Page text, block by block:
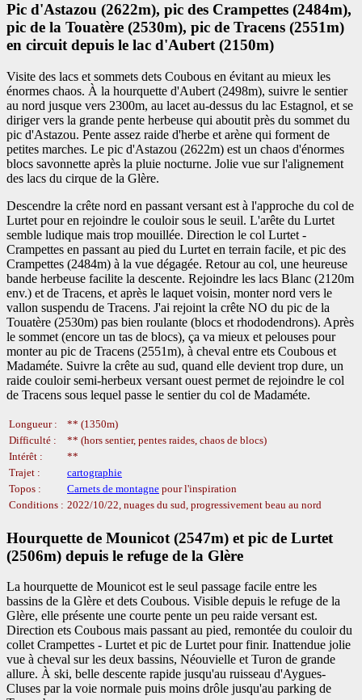
Pic d'Astazou (2622m), pic des Crampettes (2484m),
pic de la Touatère (2530m), pic de Tracens (2551m)
en circuit depuis le lac d'Aubert (2150m)
Visite des lacs et sommets dets Coubous en évitant au mieux les
énormes chaos. À la hourquette d'Aubert (2498m), suivre le sentier
au nord jusque vers 2300m, au lacet au-dessus du lac Estagnol, et se
diriger vers la grande pente herbeuse qui aboutit près du sommet du
pic d'Astazou. Pente assez raide d'herbe et arène qui forment de
petites marches. Le pic d'Astazou (2622m) est un chaos d'énormes
blocs savonnette après la pluie nocturne. Jolie vue sur l'alignement
des lacs du cirque de la Glère.
Descendre la crête nord en passant versant est à l'approche du col de
Lurtet pour en rejoindre le couloir sous le seuil. L'arête du Lurtet
semble ludique mais trop mouillée. Direction le col Lurtet -
Crampettes en passant au pied du Lurtet en terrain facile, et pic des
Crampettes (2484m) à la vue dégagée. Retour au col, une heureuse
bande herbeuse facilite la descente. Rejoindre les lacs Blanc (2120m
env.) et de Tracens, et après le laquet voisin, monter nord vers le
vallon suspendu de Tracens. J'ai rejoint la crête NO du pic de la
Touatère (2530m) pas bien roulante (blocs et rhododendrons). Après
le sommet (encore un tas de blocs), ça va mieux et pelouses pour
monter au pic de Tracens (2551m), à cheval entre ets Coubous et
Madaméte. Suivre la crête au sud, quand elle devient trop dure, un
raide couloir semi-herbeux versant ouest permet de rejoindre le col
de Tracens sous lequel passe le sentier du col de Madaméte.
Longueur :
** (1350m)
Difficulté :
** (hors sentier, pentes raides, chaos de blocs)
Intérêt :
**
Trajet :
cartographie
Topos :
Carnets de montagne pour l'inspiration
Conditions : 2022/10/22, nuages du sud, progressivement beau au nord
Hourquette de Mounicot (2547m) et pic de Lurtet
(2506m) depuis le refuge de la Glère
La hourquette de Mounicot est le seul passage facile entre les
bassins de la Glère et dets Coubous. Visible depuis le refuge de la
Glère, elle présente une courte pente un peu raide versant est.
Direction ets Coubous mais passant au pied, remontée du couloir du
collet Crampettes - Lurtet et pic de Lurtet pour finir. Inattendue jolie
vue à cheval sur les deux bassins, Néouvielle et Turon de grande
allure. À ski, belle descente rapide jusqu'au ruisseau d'Aygues-
Cluses par la voie normale puis moins drôle jusqu'au parking de